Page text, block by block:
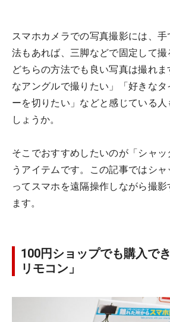
スマホカメラでの写真撮影には、
法もあれば、三脚などで固定して撮
どちらの方法でも良い写真は撮れ
なアングルで撮りたい」「好きな
ーを切りたい」などと感じている
しょうか。
そこでおすすめしたいのが「シャ
うアイテムです。この記事ではシ
ってスマホを遠隔操作しながら撮
ます。
100円ショップでも購入で
リモコン」